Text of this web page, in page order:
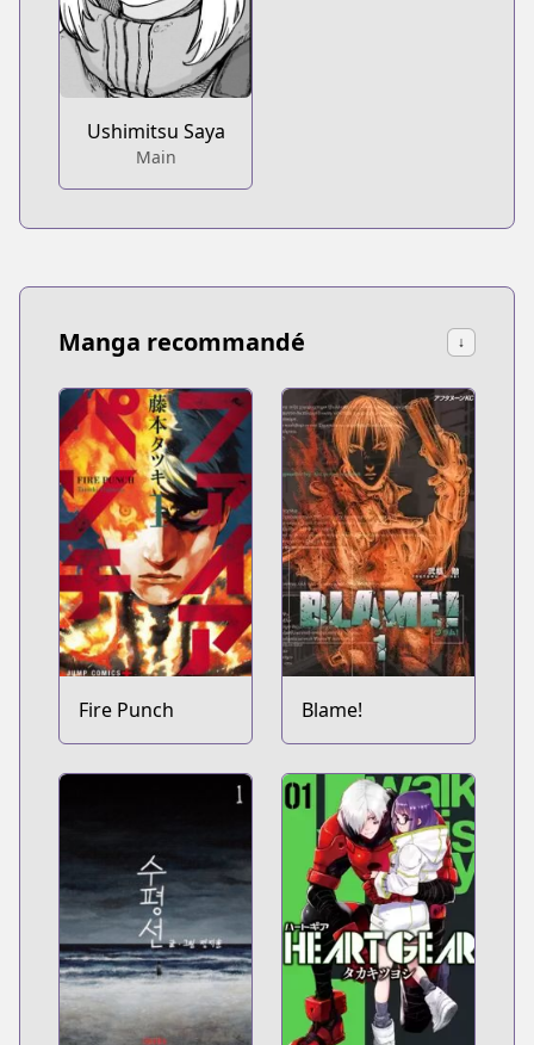
Ushimitsu Saya
Main
Manga recommandé ↓
Fire Punch Blame!